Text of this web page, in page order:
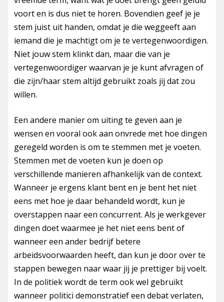
voort en is dus niet te horen. Bovendien geef je je
stem juist uit handen, omdat je die weggeeft aan
iemand die je machtigt om je te vertegenwoordigen.
Niet jouw stem klinkt dan, maar die van je
vertegenwoordiger waarvan je je kunt afvragen of
die zijn/haar stem altijd gebruikt zoals jij dat zou
willen.
Een andere manier om uiting te geven aan je
wensen en vooral ook aan onvrede met hoe dingen
geregeld worden is om te stemmen met je voeten.
Stemmen met de voeten kun je doen op
verschillende manieren afhankelijk van de context.
Wanneer je ergens klant bent en je bent het niet
eens met hoe je daar behandeld wordt, kun je
overstappen naar een concurrent. Als je werkgever
dingen doet waarmee je het niet eens bent of
wanneer een ander bedrijf betere
arbeidsvoorwaarden heeft, dan kun je door over te
stappen bewegen naar waar jij je prettiger bij voelt.
In de politiek wordt de term ook wel gebruikt
wanneer politici demonstratief een debat verlaten,